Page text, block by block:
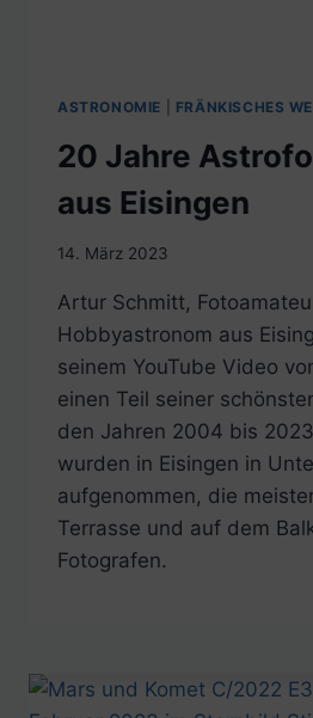
ASTRONOMIE FRÄNKISCHES
20 Jahre
aus Eisingen
14. März 2023
Artur Schmitt,
Hobbyastronom aus
seinem YouTube Video
einen Teil seiner
den Jahren 2004 bis
wurden in Eisingen in
aufgenommen, die
Terrasse und auf dem
Fotografen.